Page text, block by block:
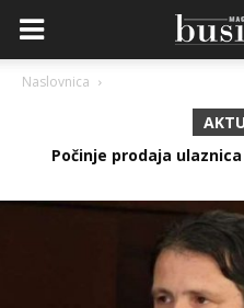
Naslovnica
Preuređena dm trgovina